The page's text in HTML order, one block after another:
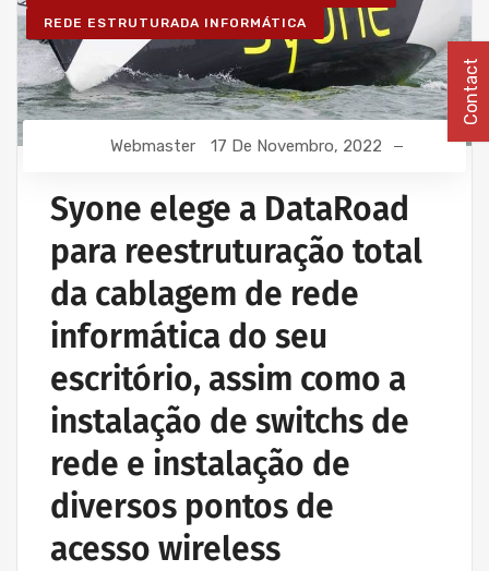
REDE ESTRUTURADA INFORMÁTICA
Webmaster 17 De Novembro, 2022
Syone elege a DataRoad
para reestruturação total
da cablagem de rede
informática do seu
escritório, assim como a
instalação de switchs de
rede e instalação de
diversos pontos de
acesso wireless
Contact